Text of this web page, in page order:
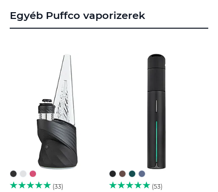
Egyéb Puffco vaporizerek
33 53